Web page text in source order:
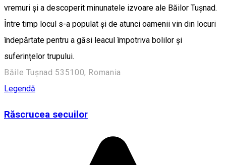
vremuri și a descoperit minunatele izvoare ale Băilor Tușnad.
Între timp locul s-a populat și de atunci oamenii vin din locuri
îndepărtate pentru a găsi leacul împotriva bolilor și
suferințelor trupului.
Băile Tușnad 535100, Romania
Legendă
Răscrucea secuilor